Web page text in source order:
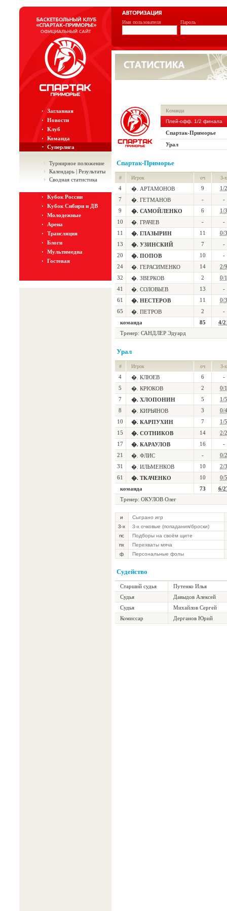
Имя пользователя Пароль
Заглавная
Новости
Клуб
Команда
Суперлига
Турнирное положение
Календарь | Результаты
Сводная статистика
Кубок России
Кубок Сибири и ДВ
Молодежные
Арена
Трансляция
Блоги
Мультимедиа
Гостевая
Команда
Плей-офф. 1/2 финала
Спартак-Приморье
Урал
Спартак-Приморье
# Игрок оч 3-х
4 �. АРТАМОНОВ 9
1/2
7
�. ГЕТМАНОВ -
-
9
�. САМОЙЛЕНКО 6
1/3
10
�. ГРАЧЕВ -
-
11
�. ГЛАЗЫРИН 11
0/3
13
�. УЗИНСКИЙ 7
-
20
�. ПОПОВ 10
-
24
�. ГЕРАСИМЕНКО 14
2/9
32
�. ЗВЕРКОВ 2
0/1
41
�. СОЛОВЬЕВ 13
-
61
�. НЕСТЕРОВ 11
0/3
65
�. ПЕТРОВ 2
-
команда
85
4/
Тренер: САНДЛЕР Эдуард
Урал
# Игрок оч 3-х
4 �. КЛЮЕВ 6
-
5
�. КРЮКОВ 2
0/1
7
�. ХЛОПОНИН 5
1/5
8
�. КИРЬЯНОВ 3
0/4
10
�. КАРПУХИН 7
1/5
15
�. СОТНИКОВ 14
2/2
17
�. КАРАУЛОВ 16
-
21
�. ФЛИС -
0/2
31
�. ИЛЬМЕНКОВ 10
2/3
61
�. ТКАЧЕНКО 10
0/5
команда
73
6/
Тренер: ОКУЛОВ Олег
и
Сыграно игр
3-х
3-х очковые (попадания/броски)
пс
Подборы на своём щите
пх
Перехваты мяча
ф
Персональные фолы
Судейство
Старший судья
Путенко Илья
Судья
Давыдов Алексей
Судья
Михайлов Сергей
Комиссар
Дерганов Юрий